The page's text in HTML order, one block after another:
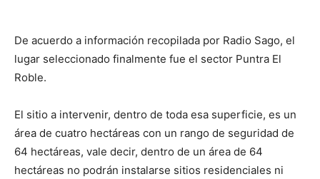
De acuerdo a información recopilada por Radio Sago, el
lugar seleccionado finalmente fue el sector Puntra El
Roble.
El sitio a intervenir, dentro de toda esa superficie, es un
área de cuatro hectáreas con un rango de seguridad de
64 hectáreas, vale decir, dentro de un área de 64
hectáreas no podrán instalarse sitios residenciales ni